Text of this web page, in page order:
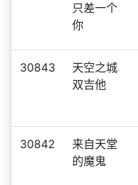
只差一个
你
30843
天空之城
双吉他
30842
来自天堂
的魔鬼